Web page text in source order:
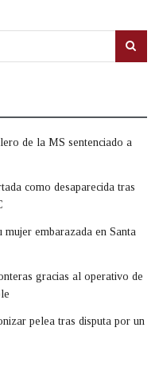
de la MS sentenciado a
como desaparecida tras
embarazada en Santa
gracias al operativo de
pelea tras disputa por un